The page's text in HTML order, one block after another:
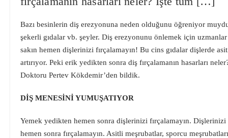
Bazı besinlerin diş erezyonuna neden olduğunu öğreniyor
şekerli gıdalar vb. şeyler. Diş erezyonunu önlemek için
sakın hemen dişlerinizi fırçalamayın! Bu cins gıdalar dişlerde
artırıyor. Peki erik yedikten sonra diş fırçalamanın hasarları
Doktoru Pertev Kökdemir’den bildik.
DİŞ MENESİNİ YUMUŞATIYOR
Yemek yedikten hemen sonra dişlerinizi fırçalamayın.
hemen sonra fırçalamayın. Asitli meşrubatlar, sporcu